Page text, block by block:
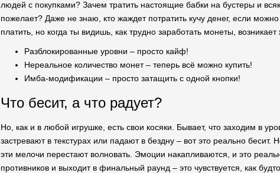
людей с покупками? Зачем тратить настоящие бабки на бустеры и
пожелает? Даже не знаю, кто жаждет потратить кучу денег, если
платить, но когда ты видишь, как трудно заработать монеты,
Разблокированные уровни – просто кайф!
Нереальное количество монет – теперь всё можно купить!
Имба-модификации – просто затащить с одной кнопки!
Что бесит, а что радует?
Но, как и в любой игрушке, есть свои косяки. Бывает, что заходим в
застревают в текстурах или падают в бездну – вот это реально
эти мелочи перестают волновать. Эмоции накапливаются, и это
противников и выходит в финальный раунд – это чувствуется, как